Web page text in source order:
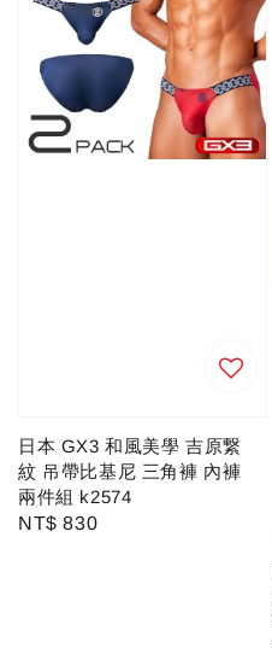
日本 GX3 和風美學 吉原繋
紋 吊帶比基尼 三角褲 內褲
兩件組 k2574
Regular
NT$ 830